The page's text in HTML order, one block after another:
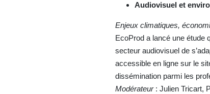
Audiovisuel et
Enjeux climatiques,
EcoProd a lancé une étude
secteur audiovisuel de
accessible en ligne sur le
dissémination parmi les
Modérateur: Julien Tricart,